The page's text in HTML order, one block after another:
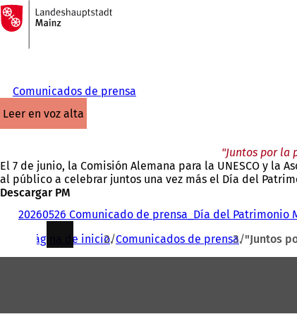
Saltar al contenido
A
la
página
Comunicados de prensa
leer en voz alta
"Juntos por la
El 7 de junio, la Comisión Alemana para la UNESCO y la
al público a celebrar juntos una vez más el Día del
Descargar PM
20260526 Comunicado de prensa_Día del Patrimonio
Estás
aquí:
Página de inicio Comunicados de prensa "Juntos